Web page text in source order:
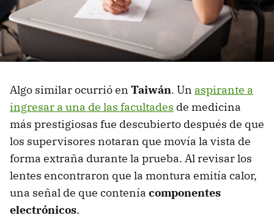
Algo similar ocurrió en Taiwán. Un aspirante a
ingresar a una de las facultades de medicina
más prestigiosas fue descubierto después de que
los supervisores notaran que movía la vista de
forma extraña durante la prueba. Al revisar los
lentes encontraron que la montura emitía calor,
una señal de que contenía componentes
electrónicos.